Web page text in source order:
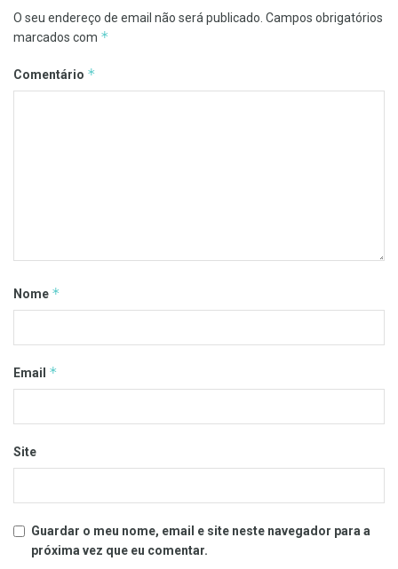
O seu endereço de email não será publicado. Campos obrigatórios
marcados com *
Comentário *
Nome *
Email *
Site
Guardar o meu nome, email e site neste navegador para a
próxima vez que eu comentar.